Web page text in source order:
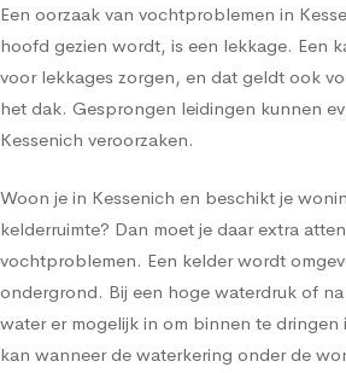
Een oorzaak van vochtproblemen in
hoofd gezien wordt, is een lekkage. Een
voor lekkages zorgen, en dat geldt ook
het dak. Gesprongen leidingen kunnen
Kessenich veroorzaken.
Woon je in Kessenich en beschikt je
kelderruimte? Dan moet je daar extra
vochtproblemen. Een kelder wordt
ondergrond. Bij een hoge waterdruk of
water er mogelijk in om binnen te
kan wanneer de waterkering onder de